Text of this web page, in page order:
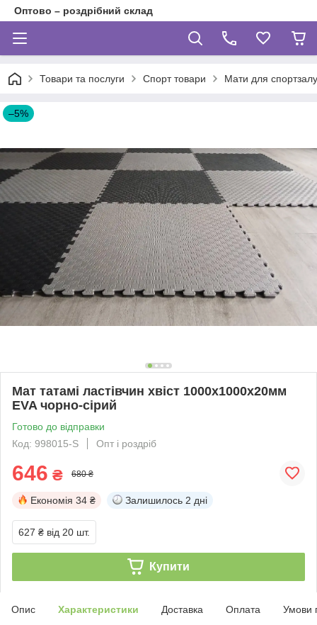
Оптово – роздрібний склад
Товари та послуги Спорт товари Мати для
–5%
Мат татамі ластівчин хвіст 1000х1000х20мм
EVA чорно-сірий
Готово до відправки
Код: 998015-S
Опт і роздріб
646 ₴ 680 ₴
Економія 34 ₴ Залишилось 2 дні
627 ₴ від 20 шт.
Купити
Опис Характеристики Доставка Оплата Умови